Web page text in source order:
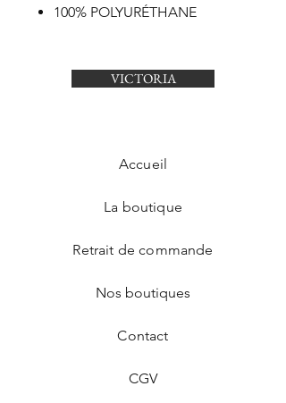
100% POLYURÉTHANE
VICTORIA
Accueil
La boutique
Retrait de commande
Nos boutiques
Contact
CGV